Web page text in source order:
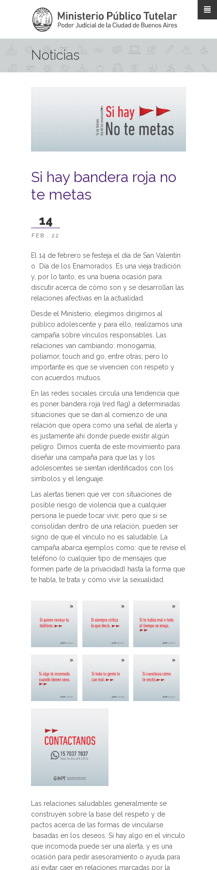
Noticias
Si hay bandera roja no
te metas
14
FEB , 22
El 14 de febrero se festeja el día de San Valentín
o Día de los Enamorados. Es una vieja tradición
y, por lo tanto, es una buena ocasión para
discutir acerca de cómo son y se desarrollan las
relaciones afectivas en la actualidad.
Desde el Ministerio, elegimos dirigirnos al
público adolescente y para ello, realizamos una
campaña sobre vínculos responsables. Las
relaciones van cambiando: monogamia,
poliamor, touch and go, entre otras; pero lo
importante es que se vivencien con respeto y
con acuerdos mutuos.
En las redes sociales circula una tendencia que
es poner bandera roja (red flag) a determinadas
situaciones que se dan al comienzo de una
relación que opera como una señal de alerta y
es justamente ahí donde puede existir algún
peligro. Dimos cuenta de este movimiento para
diseñar una campaña para que las y los
adolescentes se sientan identificados con los
símbolos y el lenguaje.
Las alertas tienen que ver con situaciones de
posible riesgo de violencia que a cualquier
persona le puede tocar vivir, pero que si se
consolidan dentro de una relación, pueden ser
signo de que el vínculo no es saludable. La
campaña abarca ejemplos como: que te revise el
teléfono (o cualquier tipo de mensajes que
formen parte de la privacidad) hasta la forma que
te habla, te trata y cómo vivir la sexualidad.
Las relaciones saludables generalmente se
construyen sobre la base del respeto y de
pactos acerca de las formas de vincularse
basadas en los deseos. Si hay algo en el vínculo
que incomoda puede ser una alerta, y es una
ocasión para pedir asesoramiento o ayuda para
así evitar caer en relaciones marcadas por la